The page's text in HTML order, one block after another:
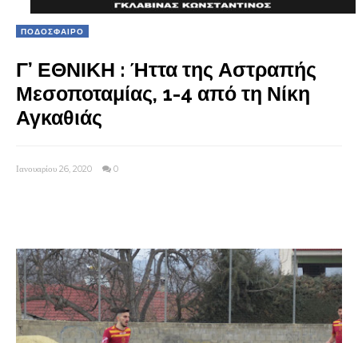
ΠΟΔΟΣΦΑΙΡΟ
Γ’ ΕΘΝΙΚΗ : Ήττα της Αστραπής
Μεσοποταμίας, 1-4 από τη Νίκη
Αγκαθιάς
Ιανουαρίου 26, 2020 0